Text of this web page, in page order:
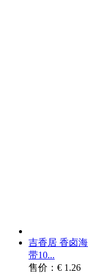
吉香居 香卤海
带10...
售价：€ 1.26